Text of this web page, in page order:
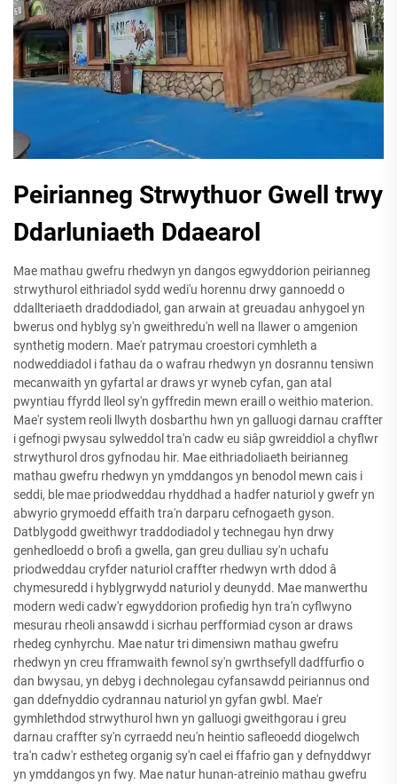
Peirianneg Strwythuor Gwell trwy
Ddarluniaeth Ddaearol
Mae mathau gwefru rhedwyn yn dangos egwyddorion peirianneg
strwythurol eithriadol sydd wedi'u horennu drwy gannoedd o
ddallteriaeth draddodiadol, gan arwain at greuadau anhygoel yn
bwerus ond hyblyg sy'n gweithredu'n well na llawer o amgenion
synthetig modern. Mae'r patrymau croestori cymhleth a
nodweddiadol i fathau da o wafrau rhedwyn yn dosrannu tensiwn
mecanwaith yn gyfartal ar draws yr wyneb cyfan, gan atal
pwyntiau ffyrdd lleol sy'n gyffredin mewn eraill o weithio materion.
Mae'r system reoli llwyth dosbarthu hwn yn galluogi darnau craffter
i gefnogi pwysau sylweddol tra'n cadw eu siâp gwreiddiol a chyflwr
strwythurol dros gyfnodau hir. Mae eithriadoliaeth beirianneg
mathau gwefru rhedwyn yn ymddangos yn benodol mewn cais i
seddi, ble mae priodweddau rhyddhad a hadfer naturiol y gwefr yn
abwyrio grymoedd effaith tra'n darparu cefnogaeth gyson.
Datblygodd gweithwyr traddodiadol y technegau hyn drwy
genhedloedd o brofi a gwella, gan greu dulliau sy'n uchafu
priodweddau cryfder naturiol craffter rhedwyn wrth ddod â
chymesuredd i hyblygrwydd naturiol y deunydd. Mae manwerthu
modern wedi cadw'r egwyddorion profiedig hyn tra'n cyflwyno
mesurau rheoli ansawdd i sicrhau perfformiad cyson ar draws
rhedeg cynhyrchu. Mae natur tri dimensiwn mathau gwefru
rhedwyn yn creu fframwaith fewnol sy'n gwrthsefyll dadffurfio o
dan bwysau, yn debyg i dechnolegau cyfansawdd peiriannus ond
gan ddefnyddio cydrannau naturiol yn gyfan gwbl. Mae'r
gymhlethdod strwythurol hwn yn galluogi gweithgorau i greu
darnau craffter sy'n cyrraedd neu'n heintio safleoedd diogelwch
tra'n cadw'r estheteg organig sy'n cael ei ffafrio gan y defnyddwyr
yn ymddangos yn fwy. Mae natur hunan-atreinio mathau gwefru